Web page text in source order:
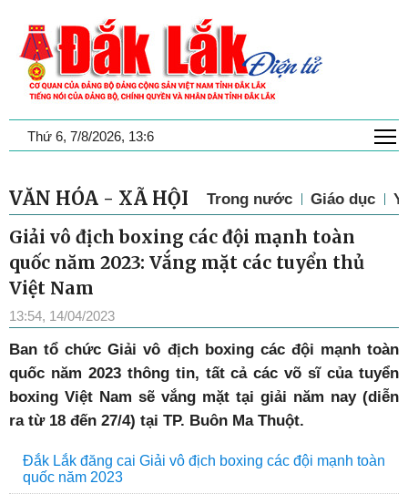
Thứ 6, 7/8/2026, 13:6
VĂN HÓA - XÃ HỘI Trong nước Giáo dục Y
Giải vô địch boxing các đội mạnh toàn
quốc năm 2023: Vắng mặt các tuyển thủ
Việt Nam
13:54, 14/04/2023
Ban tổ chức Giải vô địch boxing các đội mạnh toàn
quốc năm 2023 thông tin, tất cả các võ sĩ của tuyển
boxing Việt Nam sẽ vắng mặt tại giải năm nay (diễn
ra từ 18 đến 27/4) tại TP. Buôn Ma Thuột.
Đắk Lắk đăng cai Giải vô địch boxing các đội mạnh toàn
quốc năm 2023